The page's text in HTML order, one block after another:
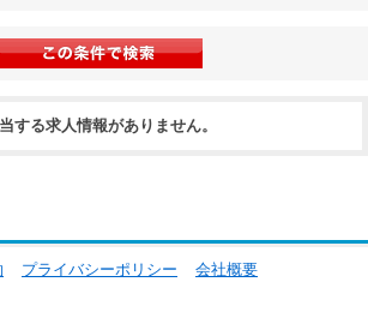
する求人情報がありません。
プライバシーポリシー 会社概要